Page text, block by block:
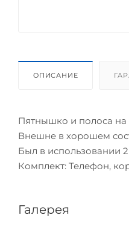
ОПИСАНИЕ
Пятнышко и полоса на
Внешне в хорошем
Был в использовании
Комплект: Телефон,
Галерея